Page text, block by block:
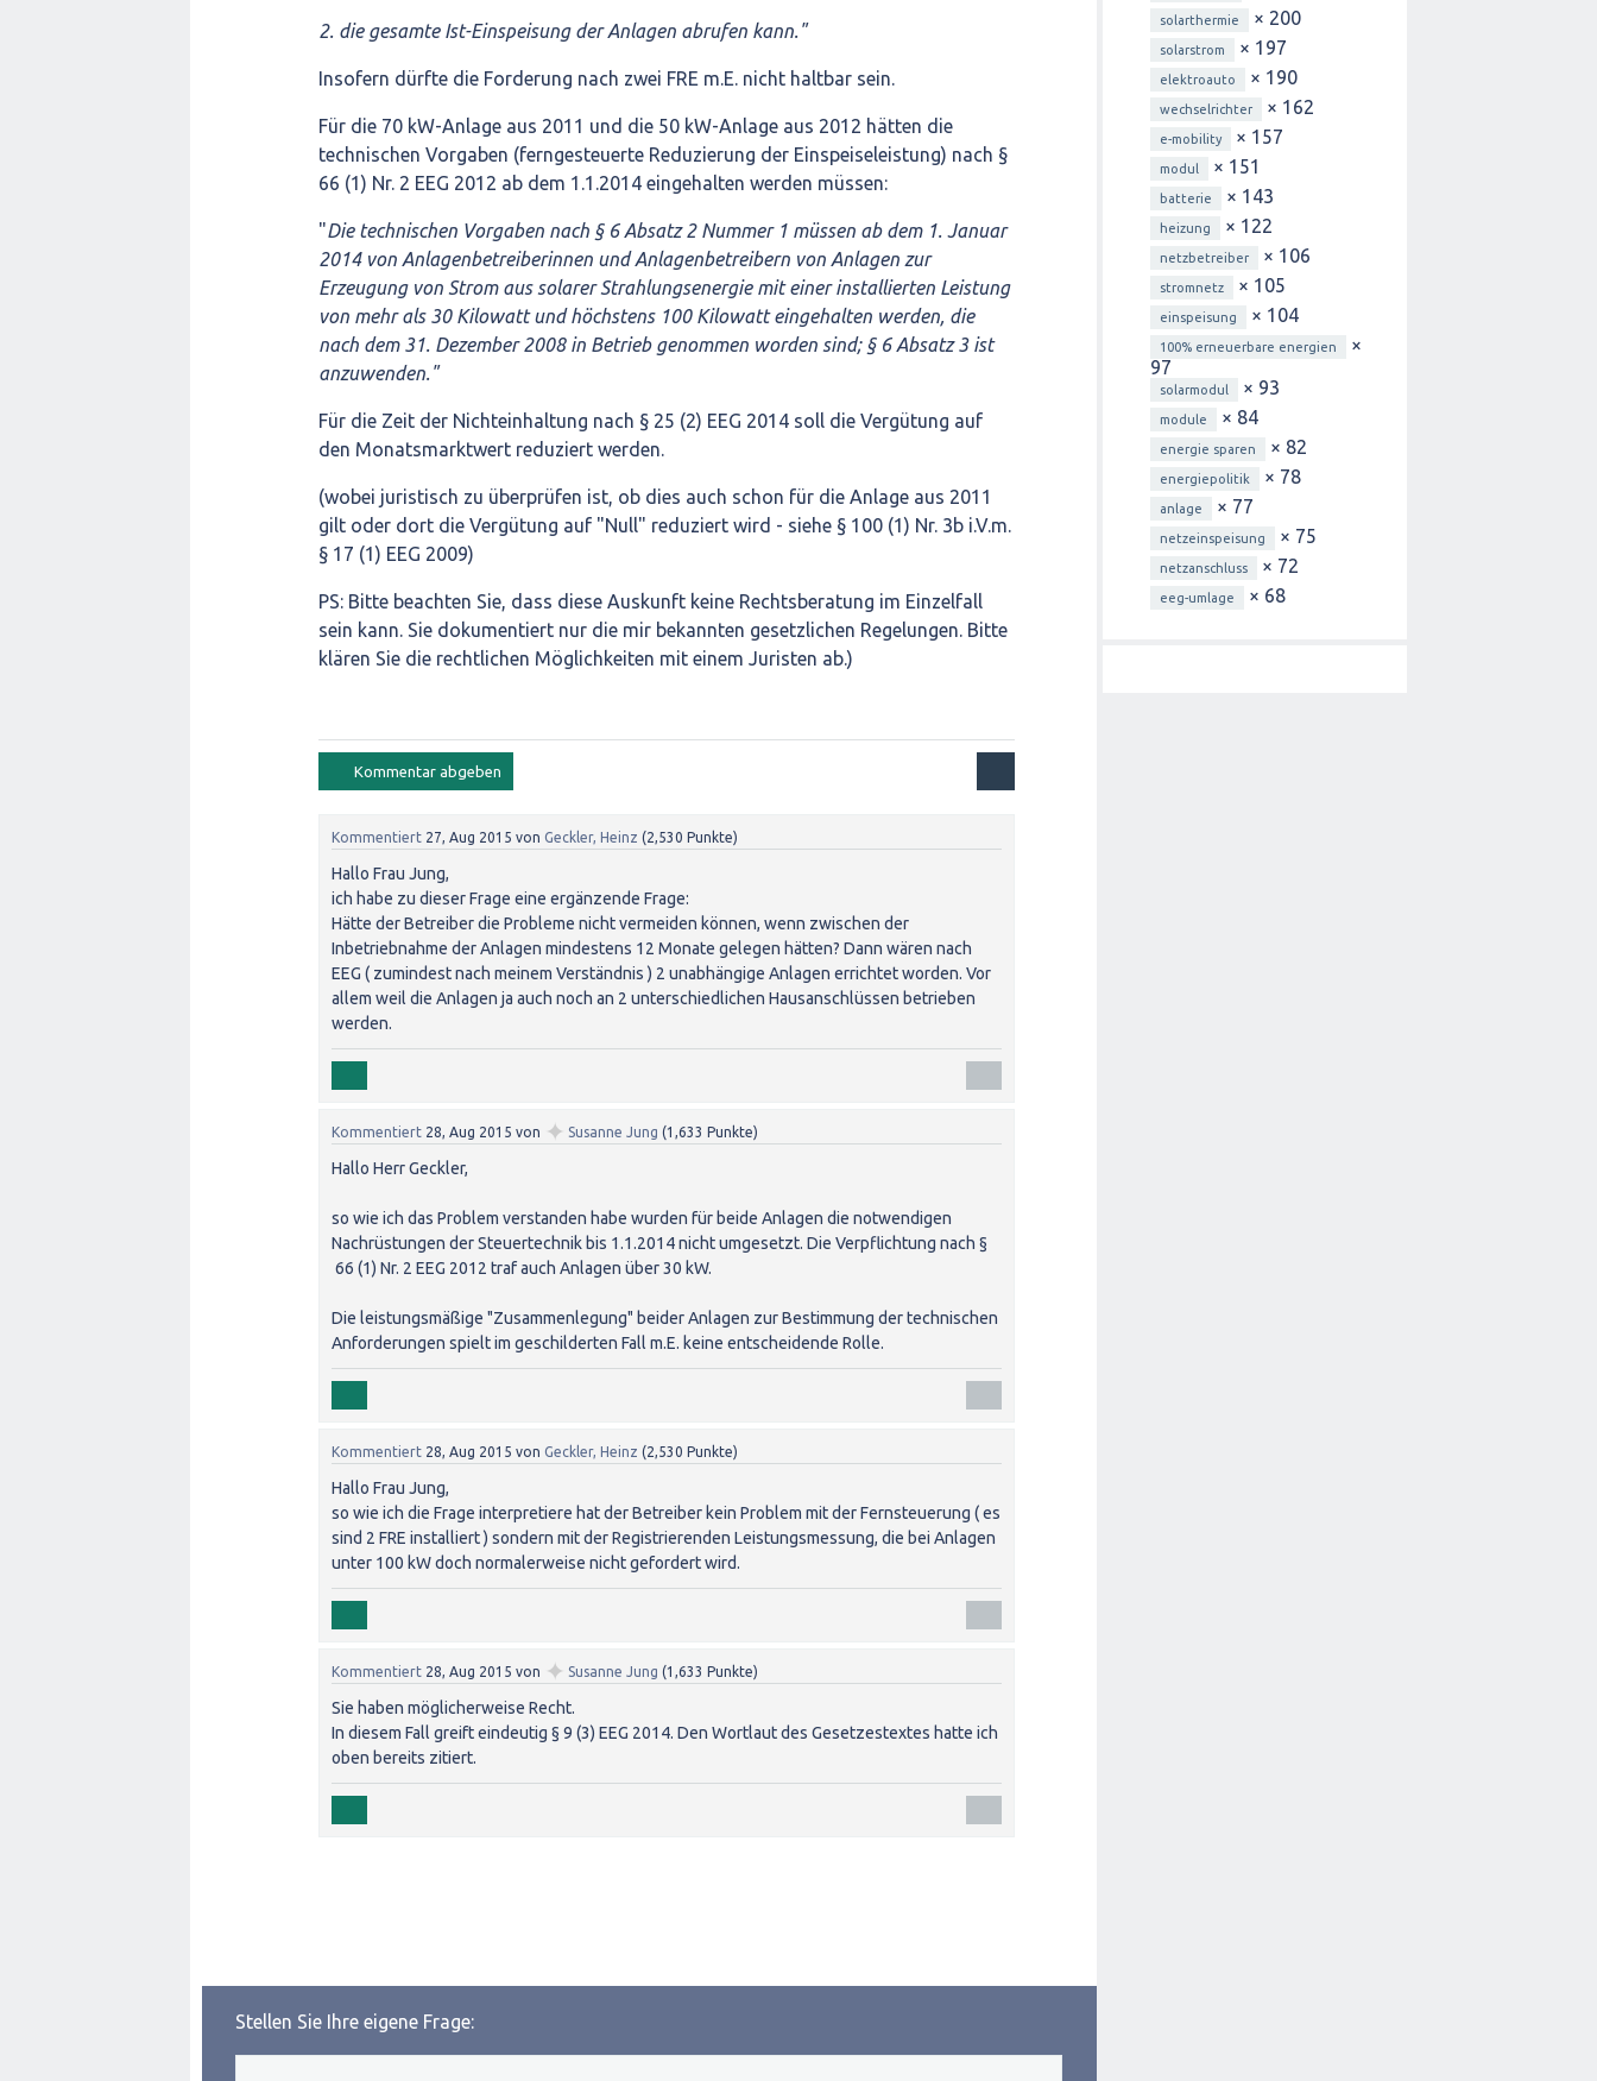
2. die gesamte Ist-Einspeisung der Anlagen abrufen kann."
Insofern dürfte die Forderung nach zwei FRE m.E. nicht haltbar sein.
Für die 70 kW-Anlage aus 2011 und die 50 kW-Anlage aus 2012 hätten die
technischen Vorgaben (ferngesteuerte Reduzierung der Einspeiseleistung) nach §
66 (1) Nr. 2 EEG 2012 ab dem 1.1.2014 eingehalten werden müssen:
"Die technischen Vorgaben nach § 6 Absatz 2 Nummer 1 müssen ab dem 1. Januar
2014 von Anlagenbetreiberinnen und Anlagenbetreibern von Anlagen zur
Erzeugung von Strom aus solarer Strahlungsenergie mit einer installierten Leistung
von mehr als 30 Kilowatt und höchstens 100 Kilowatt eingehalten werden, die
nach dem 31. Dezember 2008 in Betrieb genommen worden sind; § 6 Absatz 3 ist
anzuwenden."
Für die Zeit der Nichteinhaltung nach § 25 (2) EEG 2014 soll die Vergütung auf
den Monatsmarktwert reduziert werden.
(wobei juristisch zu überprüfen ist, ob dies auch schon für die Anlage aus 2011
gilt oder dort die Vergütung auf "Null" reduziert wird - siehe § 100 (1) Nr. 3b i.V.m.
§ 17 (1) EEG 2009)
PS: Bitte beachten Sie, dass diese Auskunft keine Rechtsberatung im Einzelfall
sein kann. Sie dokumentiert nur die mir bekannten gesetzlichen Regelungen. Bitte
klären Sie die rechtlichen Möglichkeiten mit einem Juristen ab.)
Kommentiert 27, Aug 2015 von Geckler, Heinz (2,530 Punkte)
Hallo Frau Jung,
ich habe zu dieser Frage eine ergänzende Frage:
Hätte der Betreiber die Probleme nicht vermeiden können, wenn zwischen der
Inbetriebnahme der Anlagen mindestens 12 Monate gelegen hätten? Dann wären nach
EEG ( zumindest nach meinem Verständnis ) 2 unabhängige Anlagen errichtet worden. Vor
allem weil die Anlagen ja auch noch an 2 unterschiedlichen Hausanschlüssen betrieben
werden.
Kommentiert 28, Aug 2015 von ✦ Susanne Jung (1,633 Punkte)
Hallo Herr Geckler,
so wie ich das Problem verstanden habe wurden für beide Anlagen die notwendigen
Nachrüstungen der Steuertechnik bis 1.1.2014 nicht umgesetzt. Die Verpflichtung nach §
66 (1) Nr. 2 EEG 2012 traf auch Anlagen über 30 kW.
Die leistungsmäßige "Zusammenlegung" beider Anlagen zur Bestimmung der technischen
Anforderungen spielt im geschilderten Fall m.E. keine entscheidende Rolle.
Kommentiert 28, Aug 2015 von Geckler, Heinz (2,530 Punkte)
Hallo Frau Jung,
so wie ich die Frage interpretiere hat der Betreiber kein Problem mit der Fernsteuerung ( es
sind 2 FRE installiert ) sondern mit der Registrierenden Leistungsmessung, die bei Anlagen
unter 100 kW doch normalerweise nicht gefordert wird.
Kommentiert 28, Aug 2015 von ✦ Susanne Jung (1,633 Punkte)
Sie haben möglicherweise Recht.
In diesem Fall greift eindeutig § 9 (3) EEG 2014. Den Wortlaut des Gesetzestextes hatte ich
oben bereits zitiert.
Stellen Sie Ihre eigene Frage:
solarthermie × 200
solarstrom × 197
elektroauto × 190
wechselrichter × 162
e-mobility × 157
modul × 151
batterie × 143
heizung × 122
netzbetreiber × 106
stromnetz × 105
einspeisung × 104
100% erneuerbare energien
×
97
solarmodul × 93
module × 84
energie sparen × 82
energiepolitik × 78
anlage × 77
netzeinspeisung × 75
netzanschluss × 72
eeg-umlage × 68